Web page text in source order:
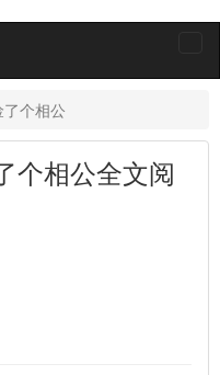
了个相公
个相公全文阅